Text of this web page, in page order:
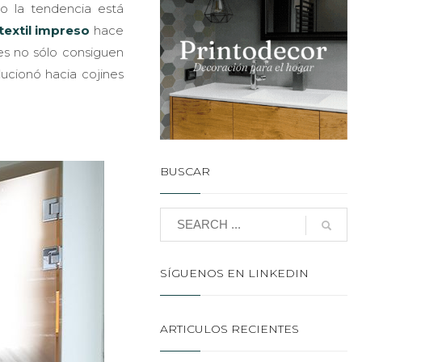
la tendencia está
impreso hace
no sólo consiguen
hacia cojines
BUSCAR
SÍGUENOS EN LINKEDIN
ARTICULOS RECIENTES